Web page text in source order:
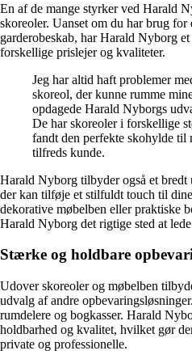
En af de mange styrker ved Harald
skoreoler. Uanset om du har brug
garderobeskab, har Harald Nyborg
forskellige prislejer og kvaliteter.
Jeg har altid haft problemer
skoreol, der kunne rumme
opdagede Harald Nyborgs
De har skoreoler i forskellige
fandt den perfekte skohylde til
tilfreds kunde.
Harald Nyborg tilbyder også et bredt
der kan tilføje et stilfuldt touch til
dekorative møbelben eller praktiske
Harald Nyborg det rigtige sted at
Stærke og holdbare
Udover skoreoler og møbelben
udvalg af andre
rumdelere og bogkasser. Harald
holdbarhed og kvalitet, hvilket gør
private og professionelle.